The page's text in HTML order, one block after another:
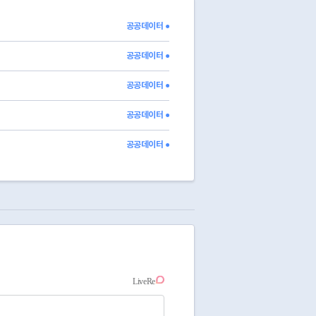
공공데이터 ●
공공데이터 ●
공공데이터 ●
공공데이터 ●
공공데이터 ●